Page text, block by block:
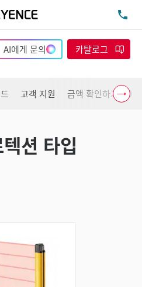
AI에게 문의 카탈로그
고객 지원 금액 확인하기
션 타입